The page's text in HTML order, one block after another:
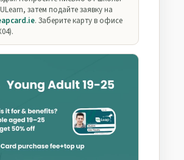
затем подайте заявку на
. Заберите карту в офисе